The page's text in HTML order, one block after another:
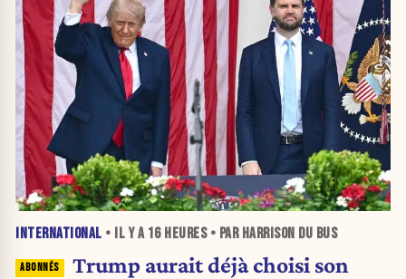
INTERNATIONAL • IL Y A 16 HEURES• PAR HARRISON DU BUS
Trump aurait déjà choisi son